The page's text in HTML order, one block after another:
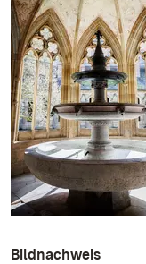
Bildnachweis